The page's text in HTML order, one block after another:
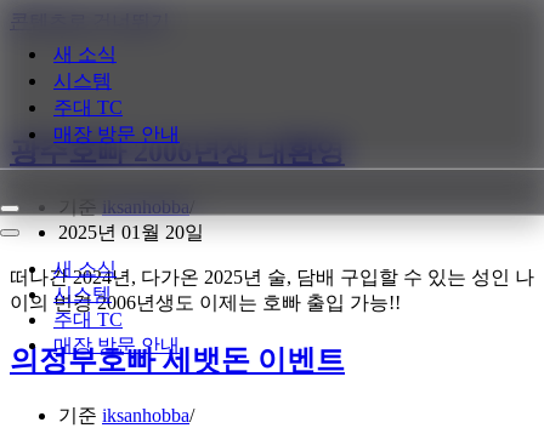
새 소식
시스템
주대 TC
매장 방문 안내
내
비
이
션
뉴
내
게
이
메
뉴
새 소식
시스템
주대 TC
매장 방문 안내
광주호빠 2006년생 대환영
기준 iksanhobba
2025년 01월 20일
떠나간 2024년, 다가온 2025년 술, 담배 구입할 수 있는 성인 나
이의 변경 2006년생도 이제는 호빠 출입 가능!!
의정부호빠 세뱃돈 이벤트
기준 iksanhobba